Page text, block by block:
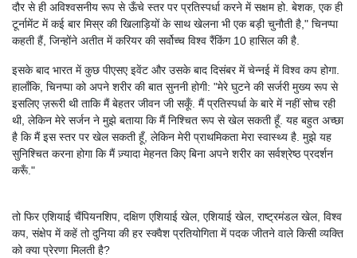
दौर से ही अविश्वसनीय रूप से ऊँचे स्तर पर प्रतिस्पर्धा करने में सक्षम हो. बेशक, एक ही
टूर्नामेंट में कई बार मिस्र की खिलाड़ियों के साथ खेलना भी एक बड़ी चुनौती है," चिनप्पा
कहती हैं, जिन्होंने अतीत में करियर की सर्वोच्च विश्व रैंकिंग 10 हासिल की है.
इसके बाद भारत में कुछ पीएसए इवेंट और उसके बाद दिसंबर में चेन्नई में विश्व कप होगा.
हालाँकि, चिनप्पा को अपने शरीर की बात सुननी होगी: "मेरे घुटने की सर्जरी मुख्य रूप से
इसलिए ज़रूरी थी ताकि मैं बेहतर जीवन जी सकूँ. मैं प्रतिस्पर्धा के बारे में नहीं सोच रही
थी, लेकिन मेरे सर्जन ने मुझे बताया कि मैं निश्चित रूप से खेल सकती हूँ. यह बहुत अच्छा
है कि मैं इस स्तर पर खेल सकती हूँ, लेकिन मेरी प्राथमिकता मेरा स्वास्थ्य है. मुझे यह
सुनिश्चित करना होगा कि मैं ज़्यादा मेहनत किए बिना अपने शरीर का सर्वश्रेष्ठ प्रदर्शन
करूँ."
तो फिर एशियाई चैंपियनशिप, दक्षिण एशियाई खेल, एशियाई खेल, राष्ट्रमंडल खेल, विश्व
कप, संक्षेप में कहें तो दुनिया की हर स्क्वैश प्रतियोगिता में पदक जीतने वाले किसी व्यक्ति
को क्या प्रेरणा मिलती है?